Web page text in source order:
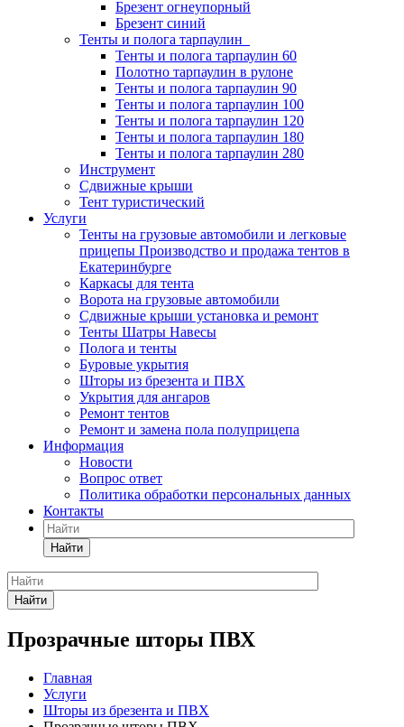
Брезент огнеупорный
Брезент синий
Тенты и полога тарпаулин
Тенты и полога тарпаулин 60
Полотно тарпаулин в рулоне
Тенты и полога тарпаулин 90
Тенты и полога тарпаулин 100
Тенты и полога тарпаулин 120
Тенты и полога тарпаулин 180
Тенты и полога тарпаулин 280
Инструмент
Сдвижные крыши
Тент туристический
Услуги
Тенты на грузовые автомобили и легковые
прицепы Производство и продажа тентов в
Екатеринбурге
Каркасы для тента
Ворота на грузовые автомобили
Сдвижные крыши установка и ремонт
Тенты Шатры Навесы
Полога и тенты
Буровые укрытия
Шторы из брезента и ПВХ
Укрытия для ангаров
Ремонт тентов
Ремонт и замена пола полуприцепа
Информация
Новости
Вопрос ответ
Политика обработки персональных данных
Контакты
Найти
Найти
Прозрачные шторы ПВХ
Главная
Услуги
Шторы из брезента и ПВХ